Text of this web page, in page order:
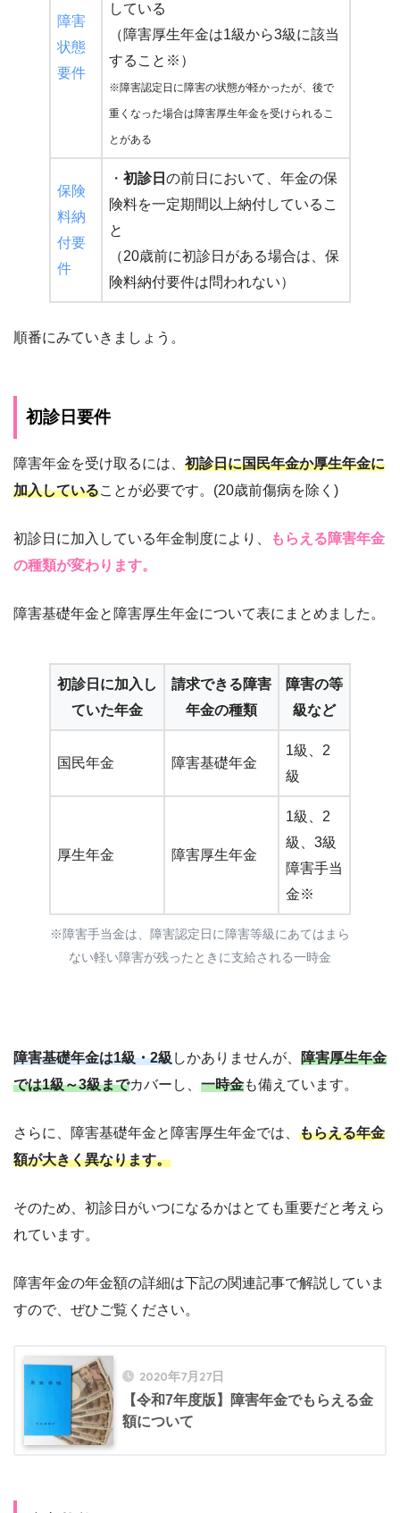
障害
状態
要件
している
（障害厚生年金は1級から3級に該当
すること※）
※障害認定日に障害の状態が軽かったが、後で
重くなった場合は障害厚生年金を受けられるこ
とがある
保険
料納
付要
件
・ 初診日 の前日において、年金の保
険料を一定期間以上納付しているこ
と
（20歳前に初診日がある場合は、保
険料納付要件は問われない）
順番にみていきましょう。
初診日要件
障害年金を受け取るには、 初診日に国民年金か厚生年金に
加入していることが必要です。(20歳前傷病を除く)
初診日に加入している年金制度により、
もらえる障害年金
の種類が変わります。
障害基礎年金と障害厚生年金について表にまとめました。
初診日に加入し
ていた年金
請求できる障害
年金の種類
障害の等
級など
国民年金 障害基礎年金
1級、2
級
厚生年金 障害厚生年金
1級、2
級、3級
障害手当
金※
※障害手当金は、障害認定日に障害等級にあてはまら
ない軽い障害が残ったときに支給される一時金
障害基礎年金は1級・2級しかありませんが、 障害厚生年金
では1級～3級までカバーし、 一時金も備えています。
さらに、障害基礎年金と障害厚生年金では、 もらえる年金
額が大きく異なります。
そのため、初診日がいつになるかはとても重要だと考えら
れています。
障害年金の年金額の詳細は下記の関連記事で解説していま
すので、ぜひご覧ください。
2020年7月27日
【令和7年度版】障害年金でもらえる金
額について